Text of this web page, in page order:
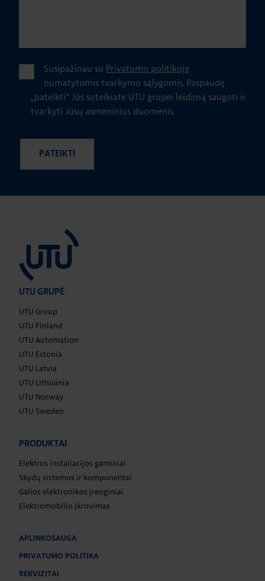
Susipažinau su Privatumo politikoje
numatytomis tvarkymo sąlygomis. Paspaudę
„pateikti" Jūs suteikiate UTU grupei leidimą saugoti ir
tvarkyti Jūsų asmeninius duomenis.
UTU GRUPĖ
UTU Group
UTU Finland
UTU Automation
UTU Estonia
UTU Latvia
UTU Lithuania
UTU Norway
UTU Sweden
PRODUKTAI
Elektros instaliacijos gaminiai
Skydų sistemos ir komponentai
Galios elektronikos įrenginiai
Elektromobilio įkrovimas
APLINKOSAUGA
PRIVATUMO POLITIKA
REKVIZITAI